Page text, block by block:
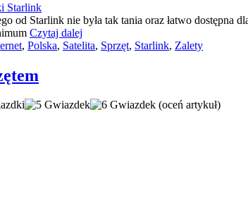
od Starlink nie była tak tania oraz łatwo
Czytaj dalej
, Polska, Satelita, Sprzęt, Starlink, Zalety
(oceń artykuł)